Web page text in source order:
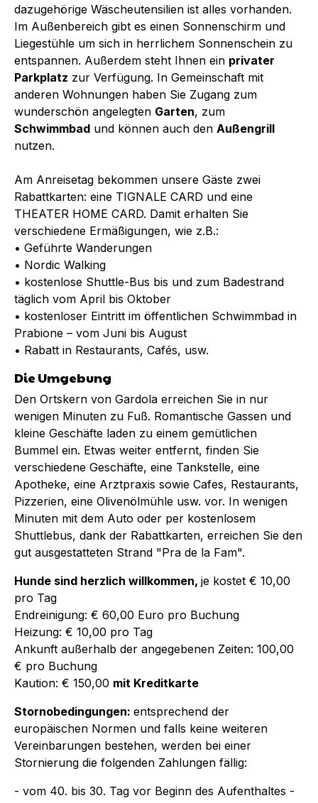
dazugehörige Wäscheutensilien ist alles vorhanden.
Im Außenbereich gibt es einen Sonnenschirm und
Liegestühle um sich in herrlichem Sonnenschein zu
entspannen. Außerdem steht Ihnen ein privater
Parkplatz zur Verfügung. In Gemeinschaft mit
anderen Wohnungen haben Sie Zugang zum
wunderschön angelegten Garten, zum
Schwimmbad und können auch den Außengrill
nutzen.
Am Anreisetag bekommen unsere Gäste zwei
Rabattkarten: eine TIGNALE CARD und eine
THEATER HOME CARD. Damit erhalten Sie
verschiedene Ermäßigungen, wie z.B.:
• Geführte Wanderungen
• Nordic Walking
• kostenlose Shuttle-Bus bis und zum Badestrand
täglich vom April bis Oktober
• kostenloser Eintritt im öffentlichen Schwimmbad in
Prabione – vom Juni bis August
• Rabatt in Restaurants, Cafés, usw.
Die Umgebung
Den Ortskern von Gardola erreichen Sie in nur
wenigen Minuten zu Fuß. Romantische Gassen und
kleine Geschäfte laden zu einem gemütlichen
Bummel ein. Etwas weiter entfernt, finden Sie
verschiedene Geschäfte, eine Tankstelle, eine
Apotheke, eine Arztpraxis sowie Cafes, Restaurants,
Pizzerien, eine Olivenölmühle usw. vor. In wenigen
Minuten mit dem Auto oder per kostenlosem
Shuttlebus, dank der Rabattkarten, erreichen Sie den
gut ausgestatteten Strand "Pra de la Fam".
Hunde sind herzlich willkommen, je kostet € 10,00
pro Tag
Endreinigung: € 60,00 Euro pro Buchung
Heizung: € 10,00 pro Tag
Ankunft außerhalb der angegebenen Zeiten: 100,00
€ pro Buchung
Kaution: € 150,00 mit Kreditkarte
Stornobedingungen: entsprechend der
europäischen Normen und falls keine weiteren
Vereinbarungen bestehen, werden bei einer
Stornierung die folgenden Zahlungen fällig:
- vom 40. bis 30. Tag vor Beginn des Aufenthaltes -